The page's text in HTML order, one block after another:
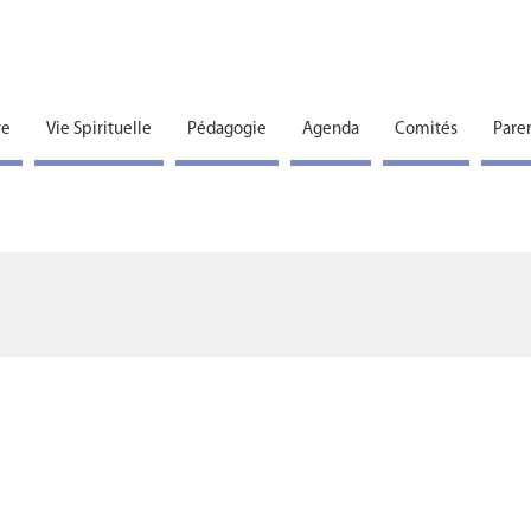
Vie Spirituelle Pédagogie Agenda Comités